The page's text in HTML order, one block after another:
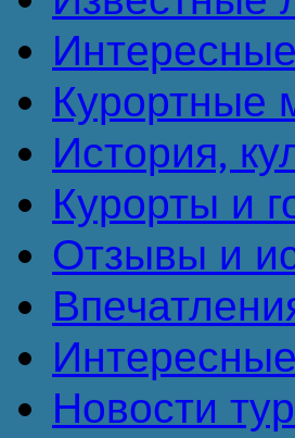
Курортные
История,
Курорты и
Отзывы и
Новости